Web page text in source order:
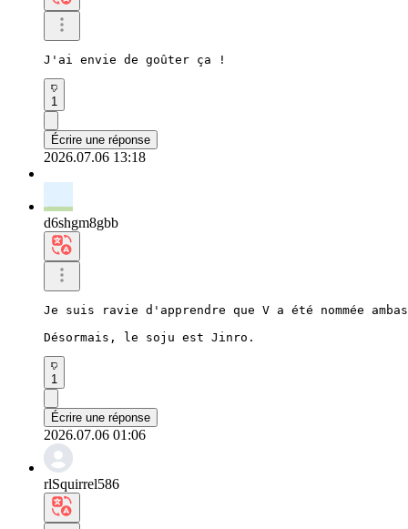
J'ai envie de goûter ça !
1
Écrire une réponse
2026.07.06 13:18
d6shgm8gbb
Je suis ravie d'apprendre que V a été nommée
Désormais, le soju est Jinro.
1
Écrire une réponse
2026.07.06 01:06
rlSquirrel586